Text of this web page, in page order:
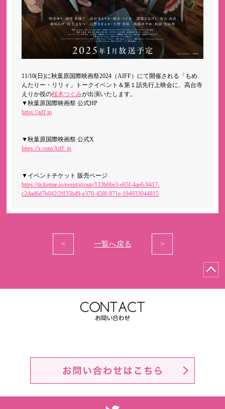
11/10(日)に秋葉原国際映画祭2024（AIFF）にて開催される「もめ
んたりー・リリィ」トークイベント＆第１話先行上映会に、高台寺
えりか役の桜木つぐみが出演いたします。
▼秋葉原国際映画祭 公式HP
https://aiff.jp
▼秋葉原国際映画祭 公式X
https://x.com/Aiff_jp
▼イベントチケット 販売ページ
https://ticketme.io/event/group/133b6be3-e65f-4ae6-9417-
c2dad6d7b042/2ff35bd9-e370-458f-971e-194933044815
< 一覧へ戻る >